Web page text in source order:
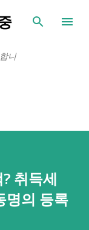
니
취득세
명의 등록